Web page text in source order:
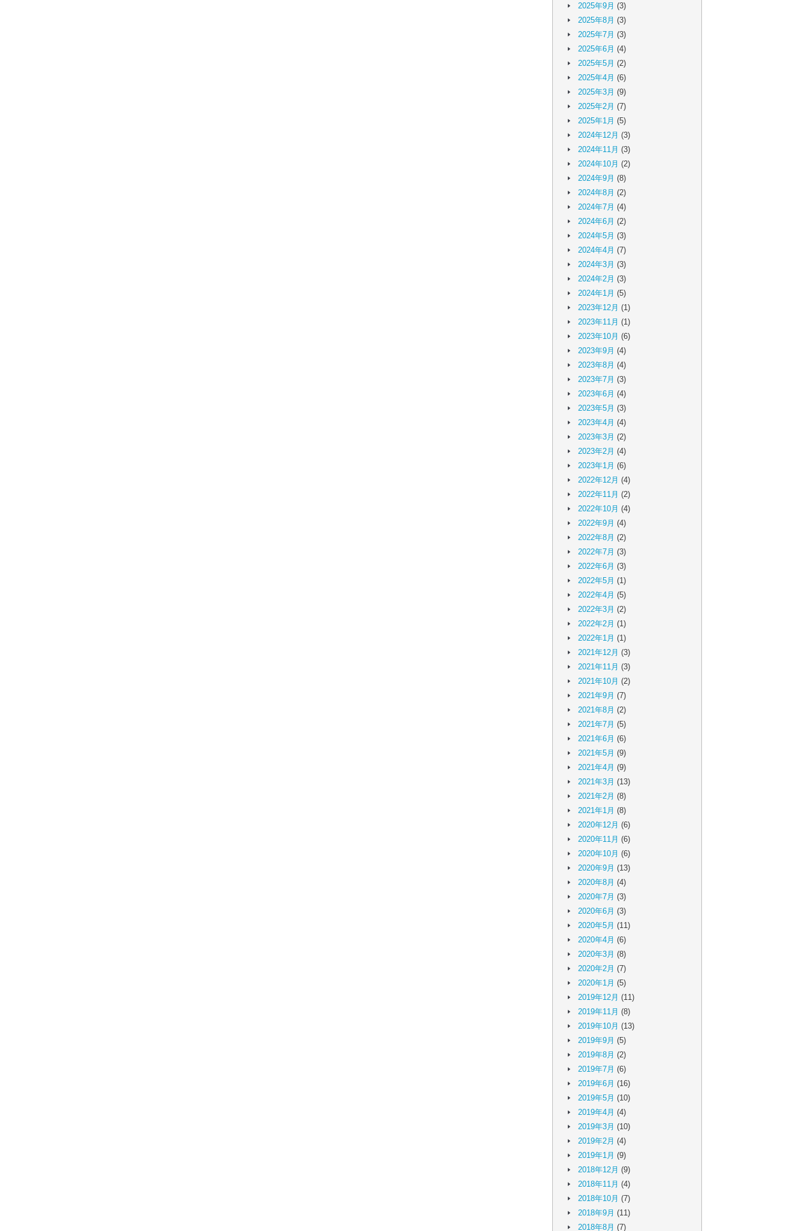
2025年9月 (3)
2025年8月 (3)
2025年7月 (3)
2025年6月 (4)
2025年5月 (2)
2025年4月 (6)
2025年3月 (9)
2025年2月 (7)
2025年1月 (5)
2024年12月 (3)
2024年11月 (3)
2024年10月 (2)
2024年9月 (8)
2024年8月 (2)
2024年7月 (4)
2024年6月 (2)
2024年5月 (3)
2024年4月 (7)
2024年3月 (3)
2024年2月 (3)
2024年1月 (5)
2023年12月 (1)
2023年11月 (1)
2023年10月 (6)
2023年9月 (4)
2023年8月 (4)
2023年7月 (3)
2023年6月 (4)
2023年5月 (3)
2023年4月 (4)
2023年3月 (2)
2023年2月 (4)
2023年1月 (6)
2022年12月 (4)
2022年11月 (2)
2022年10月 (4)
2022年9月 (4)
2022年8月 (2)
2022年7月 (3)
2022年6月 (3)
2022年5月 (1)
2022年4月 (5)
2022年3月 (2)
2022年2月 (1)
2022年1月 (1)
2021年12月 (3)
2021年11月 (3)
2021年10月 (2)
2021年9月 (7)
2021年8月 (2)
2021年7月 (5)
2021年6月 (6)
2021年5月 (9)
2021年4月 (9)
2021年3月 (13)
2021年2月 (8)
2021年1月 (8)
2020年12月 (6)
2020年11月 (6)
2020年10月 (6)
2020年9月 (13)
2020年8月 (4)
2020年7月 (3)
2020年6月 (3)
2020年5月 (11)
2020年4月 (6)
2020年3月 (8)
2020年2月 (7)
2020年1月 (5)
2019年12月 (11)
2019年11月 (8)
2019年10月 (13)
2019年9月 (5)
2019年8月 (2)
2019年7月 (6)
2019年6月 (16)
2019年5月 (10)
2019年4月 (4)
2019年3月 (10)
2019年2月 (4)
2019年1月 (9)
2018年12月 (9)
2018年11月 (4)
2018年10月 (7)
2018年9月 (11)
2018年8月 (7)